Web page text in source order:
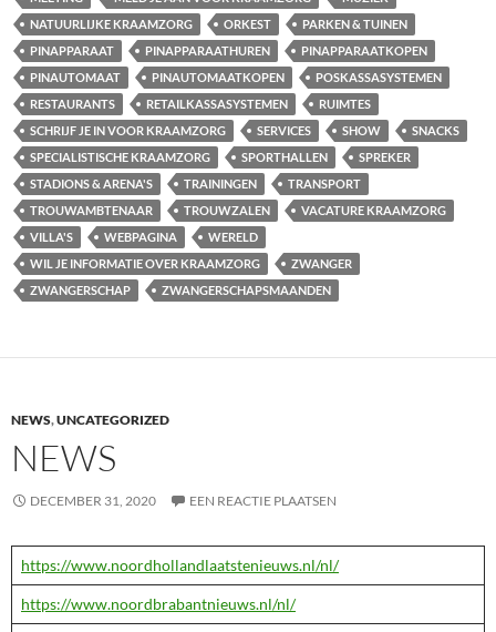
NATUURLIJKE KRAAMZORG
ORKEST
PARKEN & TUINEN
PINAPPARAAT
PINAPPARAATHUREN
PINAPPARAATKOPEN
PINAUTOMAAT
PINAUTOMAATKOPEN
POSKASSASYSTEMEN
RESTAURANTS
RETAILKASSASYSTEMEN
RUIMTES
SCHRIJF JE IN VOOR KRAAMZORG
SERVICES SHOW
SNACKS
SPECIALISTISCHE KRAAMZORG
SPORTHALLEN
SPREKER
STADIONS & ARENA'S
TRAININGEN
TRANSPORT
TROUWAMBTENAAR
TROUWZALEN
VACATURE KRAAMZORG
VILLA'S
WEBPAGINA
WERELD
WIL JE INFORMATIE OVER KRAAMZORG
ZWANGER
ZWANGERSCHAP
ZWANGERSCHAPSMAANDEN
NEWS,UNCATEGORIZED
NEWS
DECEMBER 31, 2020 EEN REACTIE PLAATSEN
https://www.noordhollandlaatstenieuws.nl/nl/
https://www.noordbrabantnieuws.nl/nl/